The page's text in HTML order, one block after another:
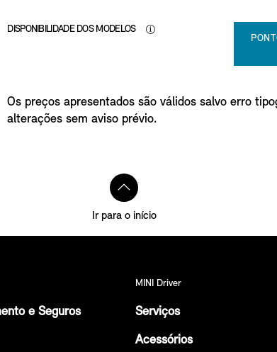
DISPONIBILIDADE DOS MODELOS
Os preços apresentados são válidos salvo erro
alterações sem aviso prévio.
Ir para o início
e Seguros
MINI Driver
Serviços
Acessórios